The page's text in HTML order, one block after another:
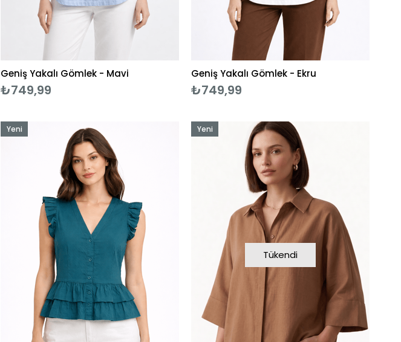
Geniş Yakalı Gömlek - Mavi
₺749,99
Geniş Yakalı Gömlek - Ekru
₺749,99
Yeni
Tükendi
Yeni